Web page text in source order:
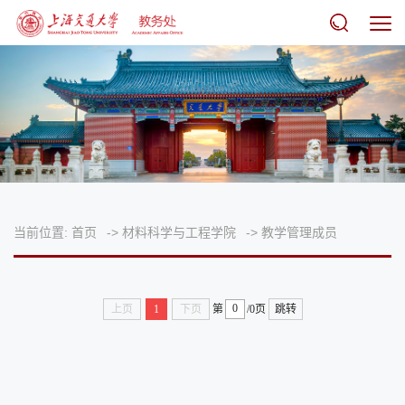
当前位置: 首页 -> 材料科学与工程学院 -> 教学管理成员
上页 1 下页 第 /0页 跳转